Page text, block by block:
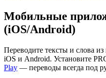
Мобильные
(iOS/Android)
Переводите тексты и слова из
iOS и Android. Установите
Play — переводы всегда под